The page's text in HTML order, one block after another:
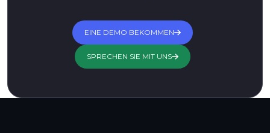
EINE DEMO BEKOMMEN
SPRECHEN SIE MIT UNS